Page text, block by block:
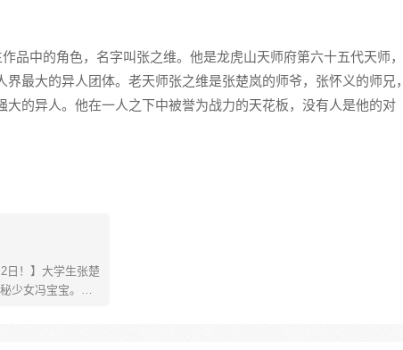
品中的角色，名字叫张之维。他是龙虎山天师府第六十五代天师，
最大的异人团体。老天师张之维是张楚岚的师爷，张怀义的师兄，
大的异人。他在一人之下中被誉为战力的天花板，没有人是他的对
日！】大学生张楚
少女冯宝宝。素